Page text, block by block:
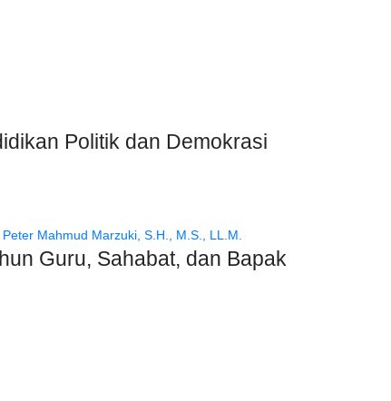
Politik dan Demokrasi
Guru, Sahabat, dan Bapak